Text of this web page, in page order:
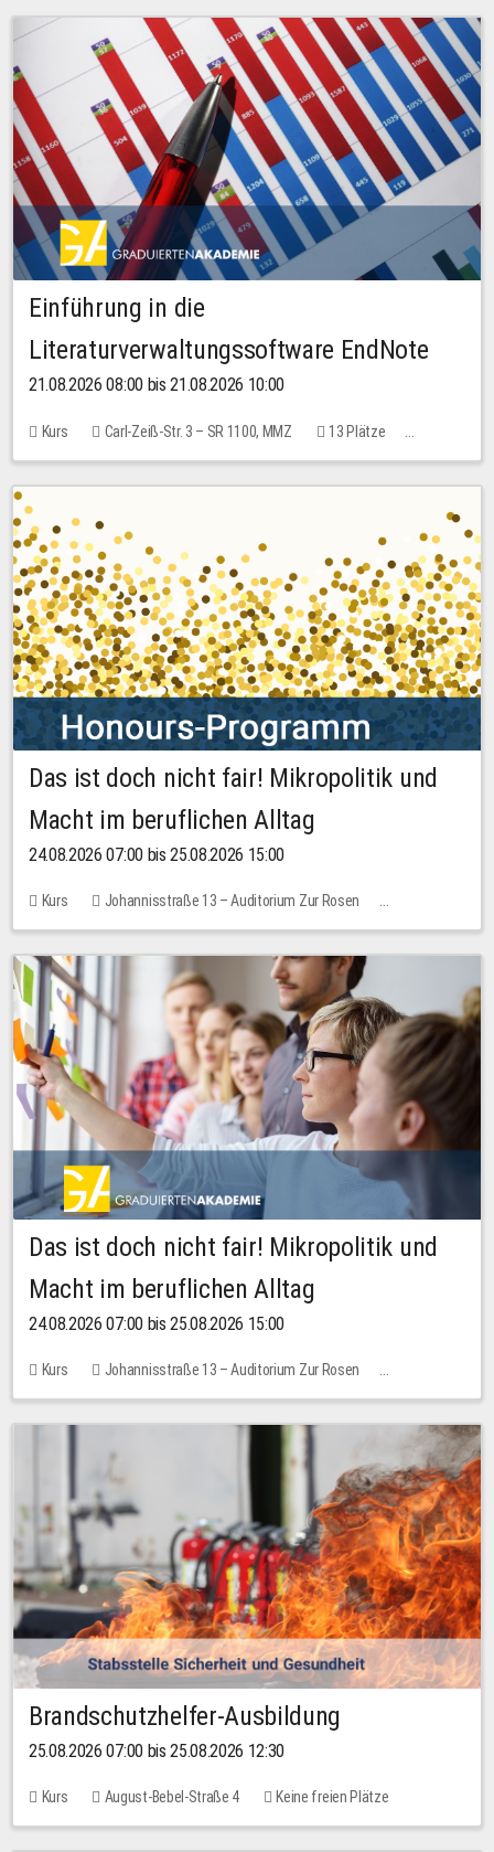
Einführung in die
Literaturverwaltungssoftware EndNote
21.08.2026 08:00 bis 21.08.2026 10:00
Kurs Carl-Zeiß-Str. 3 – SR 1100, MMZ
13 Plätze
10,00 EUR
Das ist doch nicht fair! Mikropolitik und
Macht im beruflichen Alltag
24.08.2026 07:00 bis 25.08.2026 15:00
Kurs
Johannisstraße 13 – Auditorium Zur Rosen
Keine freien Plätze
Das ist doch nicht fair! Mikropolitik und
Macht im beruflichen Alltag
24.08.2026 07:00 bis 25.08.2026 15:00
Kurs
Johannisstraße 13 – Auditorium Zur Rosen
Keine freien Plätze
30,00 EUR
Brandschutzhelfer-Ausbildung
25.08.2026 07:00 bis 25.08.2026 12:30
Kurs August-Bebel-Straße 4 Keine freien Plätze